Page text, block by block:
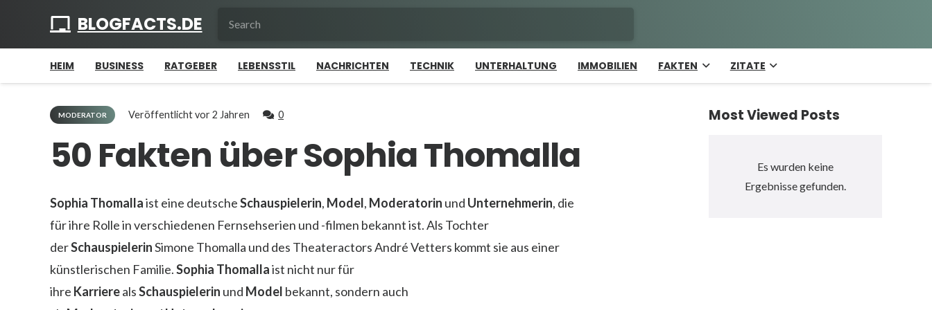
BLOGFACTS.DE
HEIM BUSINESS RATGEBER LEBENSSTIL NACHRICHTEN TECHNIK UNTERHALTUNG IMMOBILIEN FAKTEN ZITATE
MODERATOR Veröffentlichtvor 2 Jahren 0
50 Fakten über Sophia Thomalla
Sophia Thomallaist eine deutscheSchauspielerin, Model, Moderatorin und Unternehmerin, die
für ihre Rolle in verschiedenen Fernsehserien und -filmen bekannt ist. Als Tochter
derSchauspielerinSimone Thomalla und des Theateractors André Vetters kommt sie aus einer
künstlerischen Familie.Sophia Thomallaist nicht nur für
ihre KarrierealsSchauspielerin und Model bekannt, sondern auch
Most Viewed Posts
Es wurden keine
Ergebnisse gefunden.